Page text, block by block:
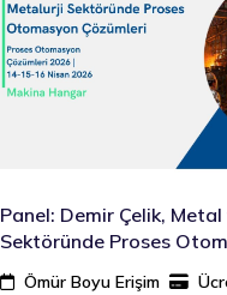
Panel: Demir Çelik,
Sektöründe Proses
Çözümleri
Ömür Boyu Erişim